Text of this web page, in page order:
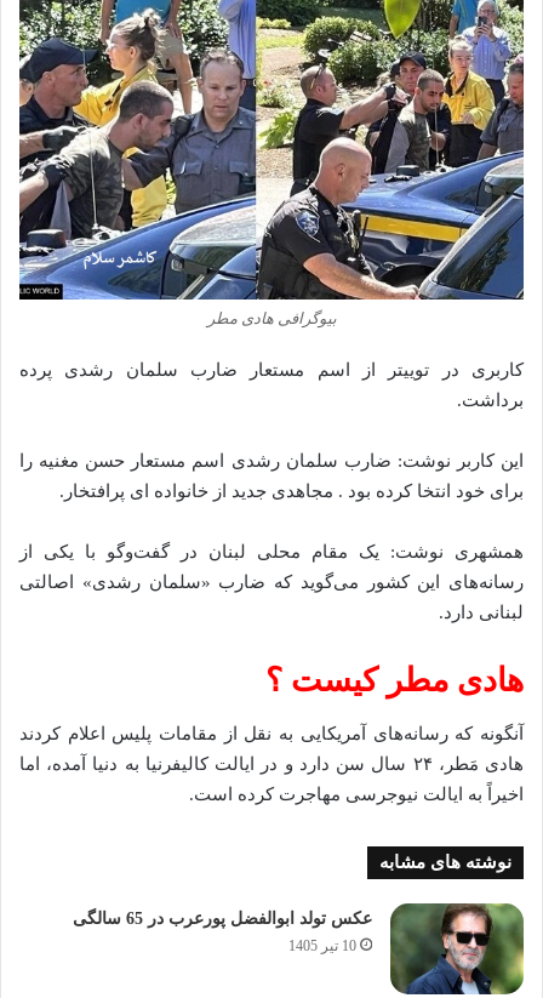
بیوگرافی هادی مطر
کاربری در توییتر از اسم مستعار ضارب سلمان رشدی پرده
برداشت.
این کاربر نوشت: ضارب سلمان رشدی اسم مستعار حسن مغنیه را
برای خود انتخا کرده بود . مجاهدی جدید از خانواده ای پرافتخار.
همشهری نوشت: یک مقام محلی لبنان در گفت‌وگو با یکی از
رسانه‌های این کشور می‌گوید که ضارب «سلمان رشدی» اصالتی
لبنانی دارد.
هادی مطر کیست ؟
آنگونه که رسانه‌های آمریکایی به نقل از مقامات پلیس اعلام کردند
هادی مَطر، ۲۴ سال سن دارد و در ایالت کالیفرنیا به دنیا آمده، اما
اخیراً به ایالت نیوجرسی مهاجرت کرده است.
نوشته های مشابه
عکس تولد ابوالفضل پورعرب در 65 سالگی
10 تیر 1405